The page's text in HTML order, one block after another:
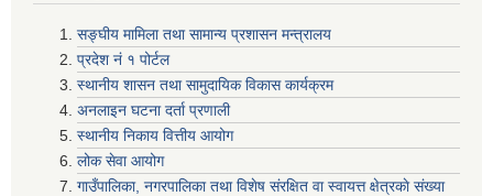
सङ्घीय मामिला तथा सामान्य प्रशासन मन्त्रालय
प्रदेश नं १ पोर्टल
स्थानीय शासन तथा सामुदायिक विकास कार्यक्रम
अनलाइन घटना दर्ता प्रणाली
स्थानीय निकाय वित्तीय आयोग
लोक सेवा आयोग
गाउँपालिका, नगरपालिका तथा विशेष स‌ंरक्षित वा स्वायत्त क्षेत्रकाे स‌ंख्या